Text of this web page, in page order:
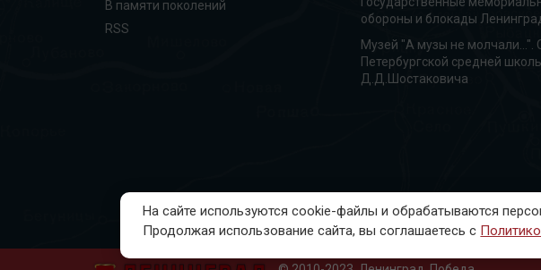
В памяти поколений
RSS
обороны и блокады
Музей "А музы не молчали...".
Петербургской средней
Д.Д.Шостаковича
На сайте используются cookie-файлы и обрабатываются
Продолжая использование сайта, вы соглашаетесь с